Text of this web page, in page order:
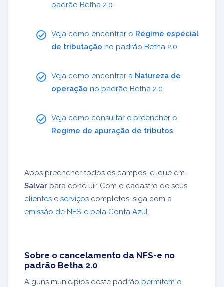
padrão Betha 2.0
Veja como encontrar o Regime especial
de tributação no padrão Betha 2.0
Veja como encontrar a Natureza de
operação no padrão Betha 2.0
Veja como consultar e preencher o
Regime de apuração de tributos
Após preencher todos os campos, clique em
Salvar para concluir. Com o cadastro de seus
clientes e serviços completos, siga com a
emissão de NFS-e pela Conta Azul.
Sobre o cancelamento da NFS-e no
padrão Betha 2.0
Alguns municípios deste padrão permitem o